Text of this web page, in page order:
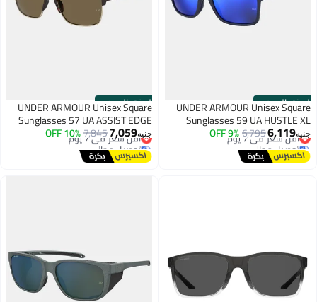
الستور الرسمي
UNDER ARMOUR Unisex Square
Sunglasses 59 UA HUSTLE XL
جنيه6,119
6,795
9% OFF أقل سعر في 7 يوم
توصيل مجاني
أقل سعر في 7 يوم
الستور الرسمي
UNDER ARMOUR Unisex Square
Sunglasses 57 UA ASSIST EDGE
جنيه7,059
7,845
10% OFF أقل سعر في 7 يوم
توصيل مجاني
أقل سعر في 7 يوم